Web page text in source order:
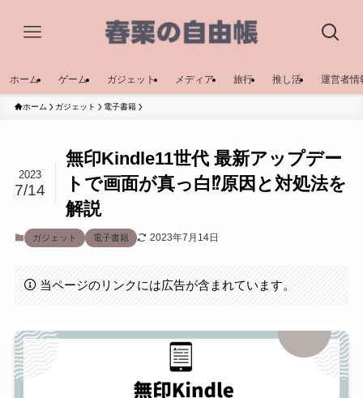
ホーム ゲーム ガジェット メディア 旅行 推し活 運営者情
ホーム ガジェット 電子書籍
無印Kindle11世代 最新アップデー
トで画面が真っ白⁉原因と対処法を
解説
2023
7/14
ガジェット 電子書籍 2023年7月14日
当ページのリンクには広告が含まれています。